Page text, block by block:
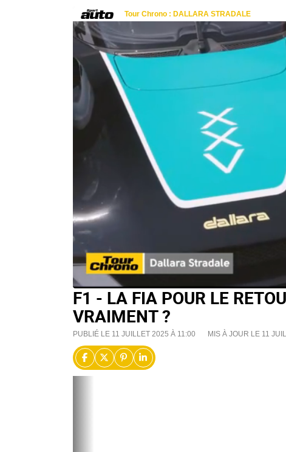
F1 - LA FIA POUR LE
VRAIMENT ?
PUBLIÉ LE 11 JUILLET 2025 À 11:00 MIS À JOUR LE 11